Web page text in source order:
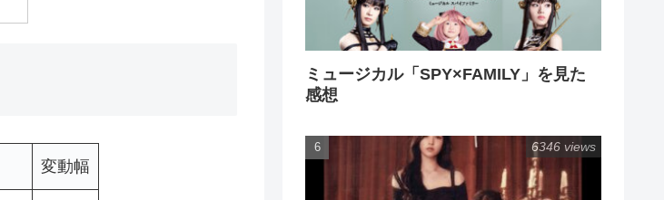
変動幅
ミュージカル「SPY×FAMILY」を見た
感想
6346 views